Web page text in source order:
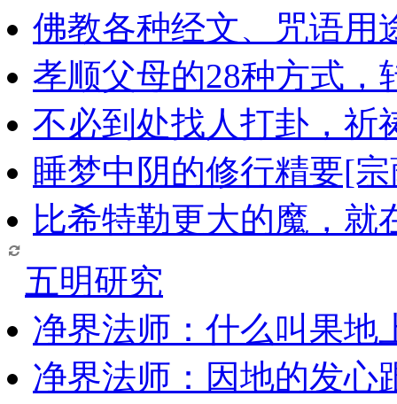
佛教各种经文、咒语用
孝顺父母的28种方式，
不必到处找人打卦，祈
睡梦中阴的修行精要[
比希特勒更大的魔，就
五明研究
净界法师：什么叫果地
净界法师：因地的发心